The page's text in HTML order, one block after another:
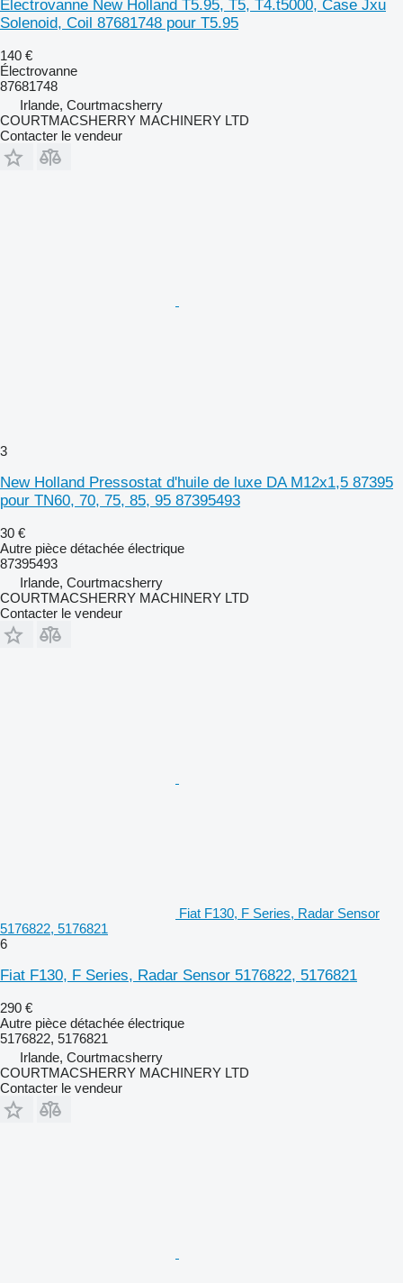
Électrovanne New Holland T5.95, T5, T4.t5000, Case Jxu
Solenoid, Coil 87681748 pour T5.95
140 €
Électrovanne
87681748
Irlande, Courtmacsherry
COURTMACSHERRY MACHINERY LTD
Contacter le vendeur
3
New Holland Pressostat d'huile de luxe DA M12x1,5 87395
pour TN60, 70, 75, 85, 95 87395493
30 €
Autre pièce détachée électrique
87395493
Irlande, Courtmacsherry
COURTMACSHERRY MACHINERY LTD
Contacter le vendeur
Fiat F130, F Series, Radar Sensor
5176822, 5176821
6
Fiat F130, F Series, Radar Sensor 5176822, 5176821
290 €
Autre pièce détachée électrique
5176822, 5176821
Irlande, Courtmacsherry
COURTMACSHERRY MACHINERY LTD
Contacter le vendeur